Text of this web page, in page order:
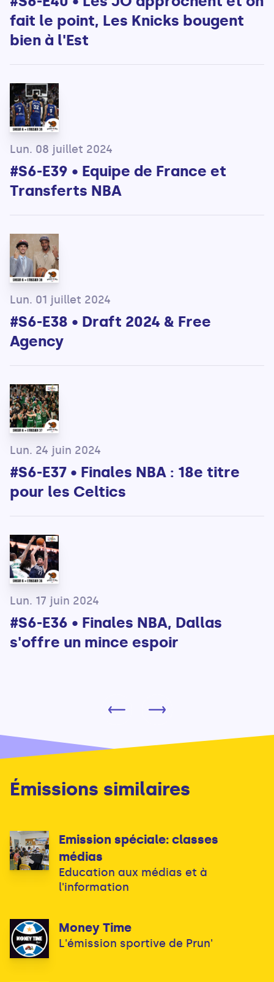
fait le point, Les Knicks bougent
bien à l'Est
Lun. 08 juillet 2024
#S6-E39 • Equipe de France et
Transferts NBA
Lun. 01 juillet 2024
#S6-E38 • Draft 2024 & Free
Agency
Lun. 24 juin 2024
#S6-E37 • Finales NBA : 18e titre
pour les Celtics
Lun. 17 juin 2024
#S6-E36 • Finales NBA, Dallas
s'offre un mince espoir
Émissions similaires
Emission spéciale: classes
médias
Education aux médias et à
l'information
Money Time
L'émission sportive de Prun'